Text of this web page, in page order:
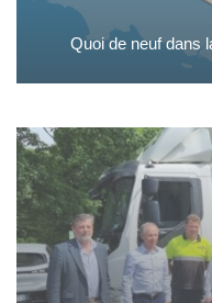
Quoi de neuf dans